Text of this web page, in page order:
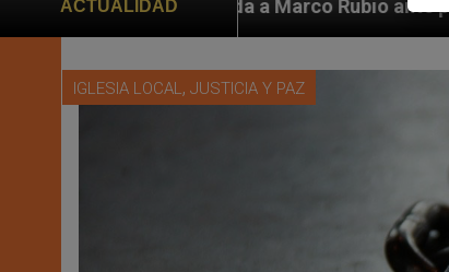
ACTUALIDAD
a Marco Rubio ante persecución de
IGLESIA LOCAL, JUSTICIA Y PAZ